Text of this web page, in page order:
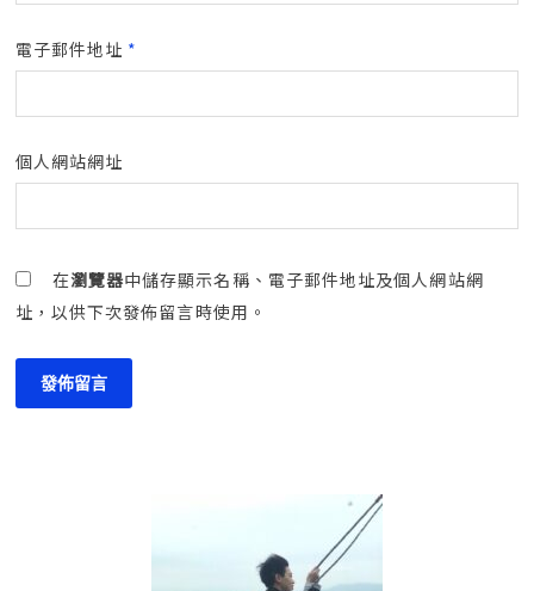
電子郵件地址 *
個人網站網址
在瀏覽器中儲存顯示名稱、電子郵件地址及個人網站網
址，以供下次發佈留言時使用。